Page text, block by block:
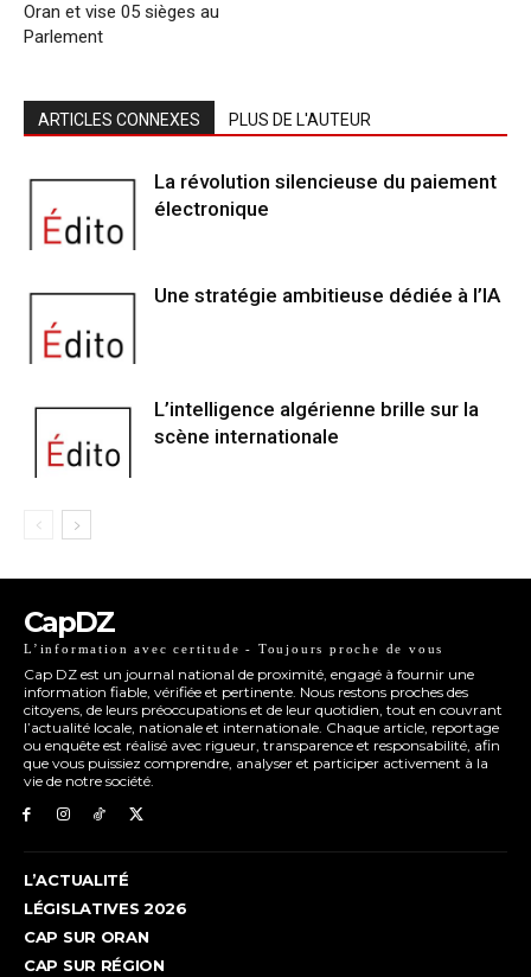
Oran et vise 05 sièges au
Parlement
ARTICLES CONNEXES PLUS DE L'AUTEUR
La révolution silencieuse du paiement
électronique
Une stratégie ambitieuse dédiée à l’IA
L’intelligence algérienne brille sur la
scène internationale
CapDZ
L’information avec certitude - Toujours proche de vous
Cap DZ est un journal national de proximité, engagé à fournir une
information fiable, vérifiée et pertinente. Nous restons proches des
citoyens, de leurs préoccupations et de leur quotidien, tout en couvrant
l’actualité locale, nationale et internationale. Chaque article, reportage
ou enquête est réalisé avec rigueur, transparence et responsabilité, afin
que vous puissiez comprendre, analyser et participer activement à la
vie de notre société.
L’ACTUALITÉ
LÉGISLATIVES 2026
CAP SUR ORAN
CAP SUR RÉGION